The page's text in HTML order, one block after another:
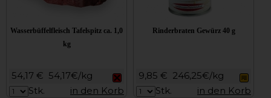
Wasserbüffelfleisch Tafelspitz ca. 1,0
kg
54,17 € 54,17€/kg
Stk.
in den Korb
Rinderbraten Gewürz 40 g
9,85 € 246,25€/kg
Stk.
in den Korb